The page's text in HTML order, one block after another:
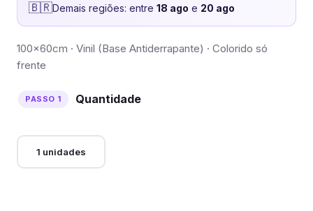
🇧🇷Demais regiões: entre 18 ago e 20 ago
100x60cm · Vinil (Base Antiderrapante) · Colorido só
frente
Quantidade
1 unidades